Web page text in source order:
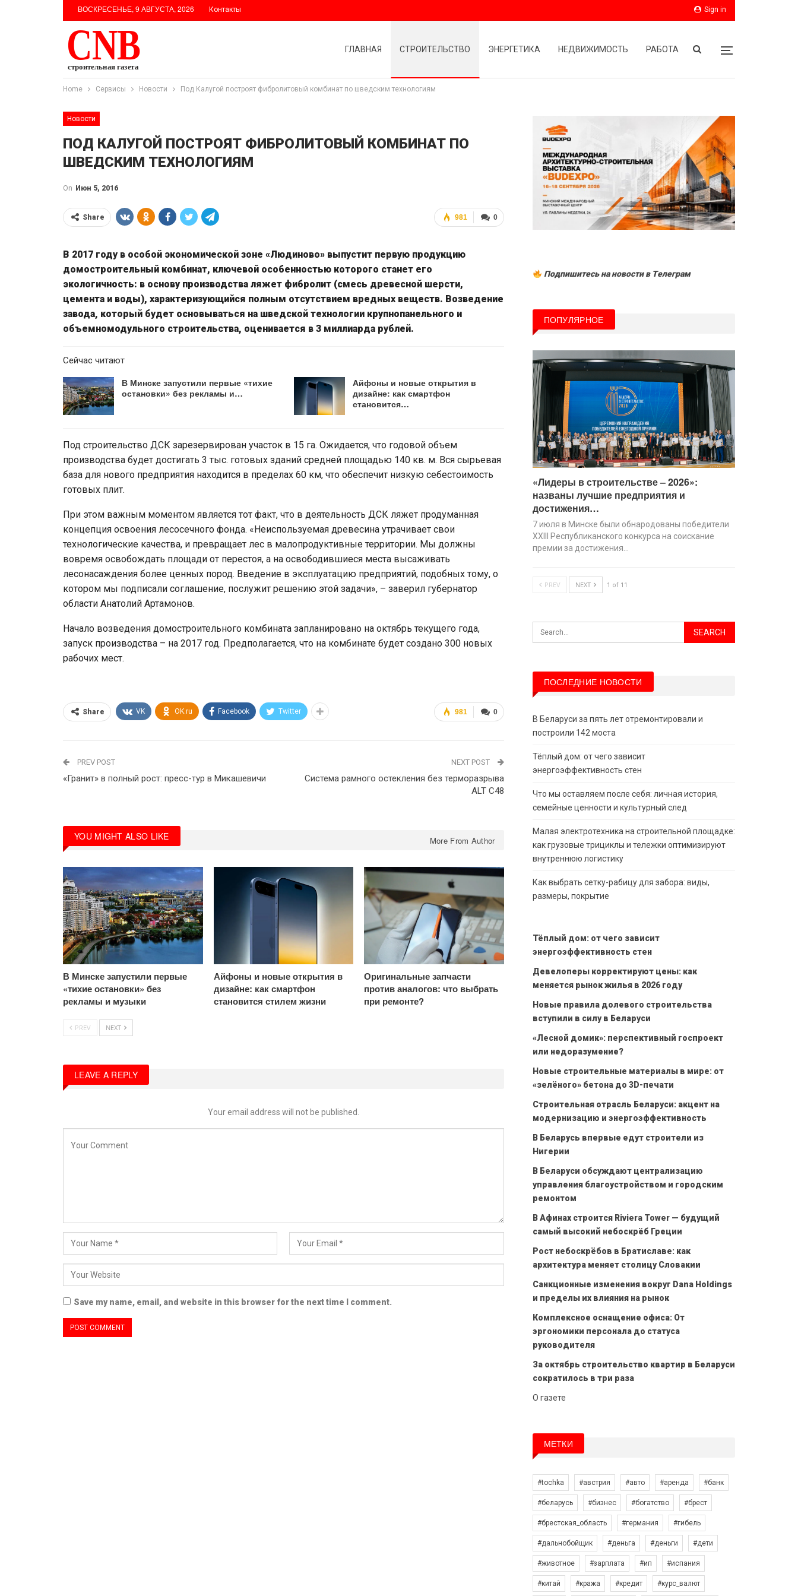
Sign in
ВОСКРЕСЕНЬЕ, 9 АВГУСТА, 2026 Контакты
ГЛАВНАЯ СТРОИТЕЛЬСТВО ЭНЕРГЕТИКА НЕДВИЖИМОСТЬ РАБОТА
Home Сервисы Новости Под Калугой построят фибролитовый комбинат по шведским технологиям
Новости
ПОД КАЛУГОЙ ПОСТРОЯТ ФИБРОЛИТОВЫЙ КОМБИНАТ ПО
ШВЕДСКИМ ТЕХНОЛОГИЯМ
On Июн 5, 2016
0
981
Share
В 2017 году в особой экономической зоне «Людиново» выпустит первую продукцию
домостроительный комбинат, ключевой особенностью которого станет его
экологичность: в основу производства ляжет фибролит (смесь древесной шерсти,
цемента и воды), характеризующийся полным отсутствием вредных веществ. Возведение
завода, который будет основываться на шведской технологии крупнопанельного и
объемномодульного строительства, оценивается в 3 миллиарда рублей.
Сейчас читают
В Минске запустили первые «тихие
остановки» без рекламы и…
Айфоны и новые открытия в
дизайне: как смартфон
становится…
Под строительство ДСК зарезервирован участок в 15 га. Ожидается, что годовой объем
производства будет достигать 3 тыс. готовых зданий средней площадью 140 кв. м. Вся сырьевая
база для нового предприятия находится в пределах 60 км, что обеспечит низкую себестоимость
готовых плит.
При этом важным моментом является тот факт, что в деятельность ДСК ляжет продуманная
концепция освоения лесосечного фонда. «Неиспользуемая древесина утрачивает свои
технологические качества, и превращает лес в малопродуктивные территории. Мы должны
вовремя освобождать площади от перестоя, а на освободившиеся места высаживать
лесонасаждения более ценных пород. Введение в эксплуатацию предприятий, подобных тому, о
котором мы подписали соглашение, послужит решению этой задачи», – заверил губернатор
области Анатолий Артамонов.
Начало возведения домостроительного комбината запланировано на октябрь текущего года,
запуск производства – на 2017 год. Предполагается, что на комбинате будет создано 300 новых
рабочих мест.
0
981
Share VK OK.ru Facebook Twitter
PREV POST
«Гранит» в полный рост: пресс-тур в Микашевичи
NEXT POST
Система рамного остекления без терморазрыва
ALT С48
YOU MIGHT ALSO LIKE More From Author
В Минске запустили первые
«тихие остановки» без
рекламы и музыки
Айфоны и новые открытия в
дизайне: как смартфон
становится стилем жизни
Оригинальные запчасти
против аналогов: что выбрать
при ремонте?
PREV NEXT
LEAVE A REPLY
Your email address will not be published.
Save my name, email, and website in this browser for the next time I comment.
Подпишитесь на новости в Tелеграм
ПОПУЛЯРНОЕ
«Лидеры в строительстве – 2026»:
названы лучшие предприятия и
достижения…
7 июля в Минске были обнародованы победители
XХIII Республиканского конкурса на соискание
премии за достижения…
PREV NEXT 1 of 11
ПОСЛЕДНИЕ НОВОСТИ
В Беларуси за пять лет отремонтировали и
построили 142 моста
Тёплый дом: от чего зависит
энергоэффективность стен
Что мы оставляем после себя: личная история,
семейные ценности и культурный след
Малая электротехника на строительной площадке:
как грузовые трициклы и тележки оптимизируют
внутреннюю логистику
Как выбрать сетку-рабицу для забора: виды,
размеры, покрытие
Тёплый дом: от чего зависит
энергоэффективность стен
Девелоперы корректируют цены: как
меняется рынок жилья в 2026 году
Новые правила долевого строительства
вступили в силу в Беларуси
«Лесной домик»: перспективный госпроект
или недоразумение?
Новые строительные материалы в мире: от
«зелёного» бетона до 3D-печати
Строительная отрасль Беларуси: акцент на
модернизацию и энергоэффективность
В Беларусь впервые едут строители из
Нигерии
В Беларуси обсуждают централизацию
управления благоустройством и городским
ремонтом
В Афинах строится Riviera Tower — будущий
самый высокий небоскрёб Греции
Рост небоскрёбов в Братиславе: как
архитектура меняет столицу Словакии
Санкционные изменения вокруг Dana Holdings
и пределы их влияния на рынок
Комплексное оснащение офиса: От
эргономики персонала до статуса
руководителя
За октябрь строительство квартир в Беларуси
сократилось в три раза
О газете
МЕТКИ
#tochka #австрия #авто #аренда #банк
#беларусь #бизнес #богатство #брест
#брестская_область #германия #гибель
#дальнобойщик #деньга #деньги #дети
#животное #зарплата #ип #испания
#китай #кража #кредит #курс_валют